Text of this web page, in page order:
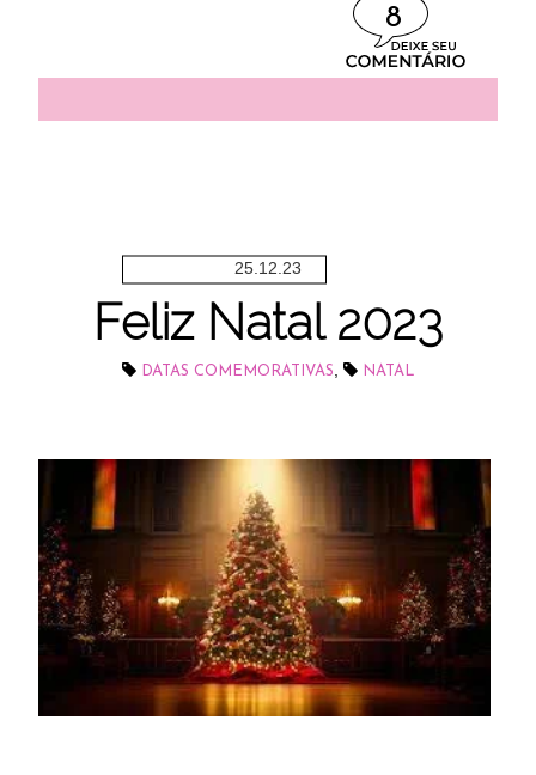
8
25.12.23
Feliz Natal 2023
DATAS COMEMORATIVAS, NATAL